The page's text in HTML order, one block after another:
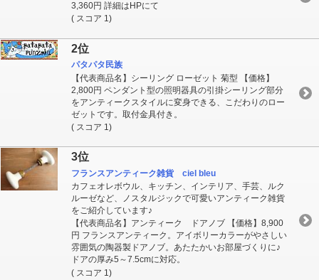
3,360円 詳細はHPにて
( スコア 1)
2位
パタパタ民族
【代表商品名】シーリング ローゼット 菊型 【価格】
2,800円 ペンダント型の照明器具の引掛シーリング部分
をアンティークスタイルに変身できる、こだわりのロー
ゼットです。取付金具付き。
( スコア 1)
3位
フランスアンティーク雑貨 ciel bleu
カフェオレボウル、キッチン、インテリア、手芸、ルク
ルーゼなど、ノスタルジックで可愛いアンティーク雑貨
をご紹介しています♪
【代表商品名】アンティーク ドアノブ 【価格】8,900
円 フランスアンティーク。アイボリーカラーがやさしい
雰囲気の陶器製ドアノブ。あたたかいお部屋づくりに♪
ドアの厚み5～7.5cmに対応。
( スコア 1)